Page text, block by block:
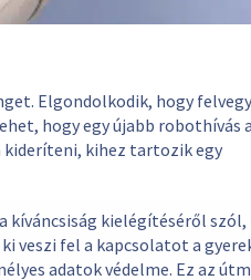
Elgondolkodik, hogy
hogy egy újabb robothívás
kihez tartozik egy
kielégítéséről szól,
veszi fel a kapcsolatot a
adatok védelme. Ez az